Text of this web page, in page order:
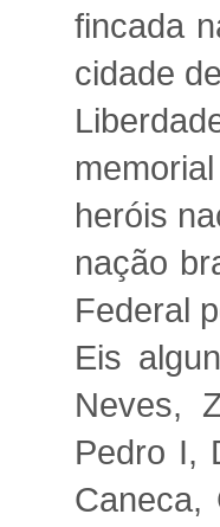
fincada
cidade
heróis
nação
Federal
Eis
Neves,
Pedro I,
Caneca,